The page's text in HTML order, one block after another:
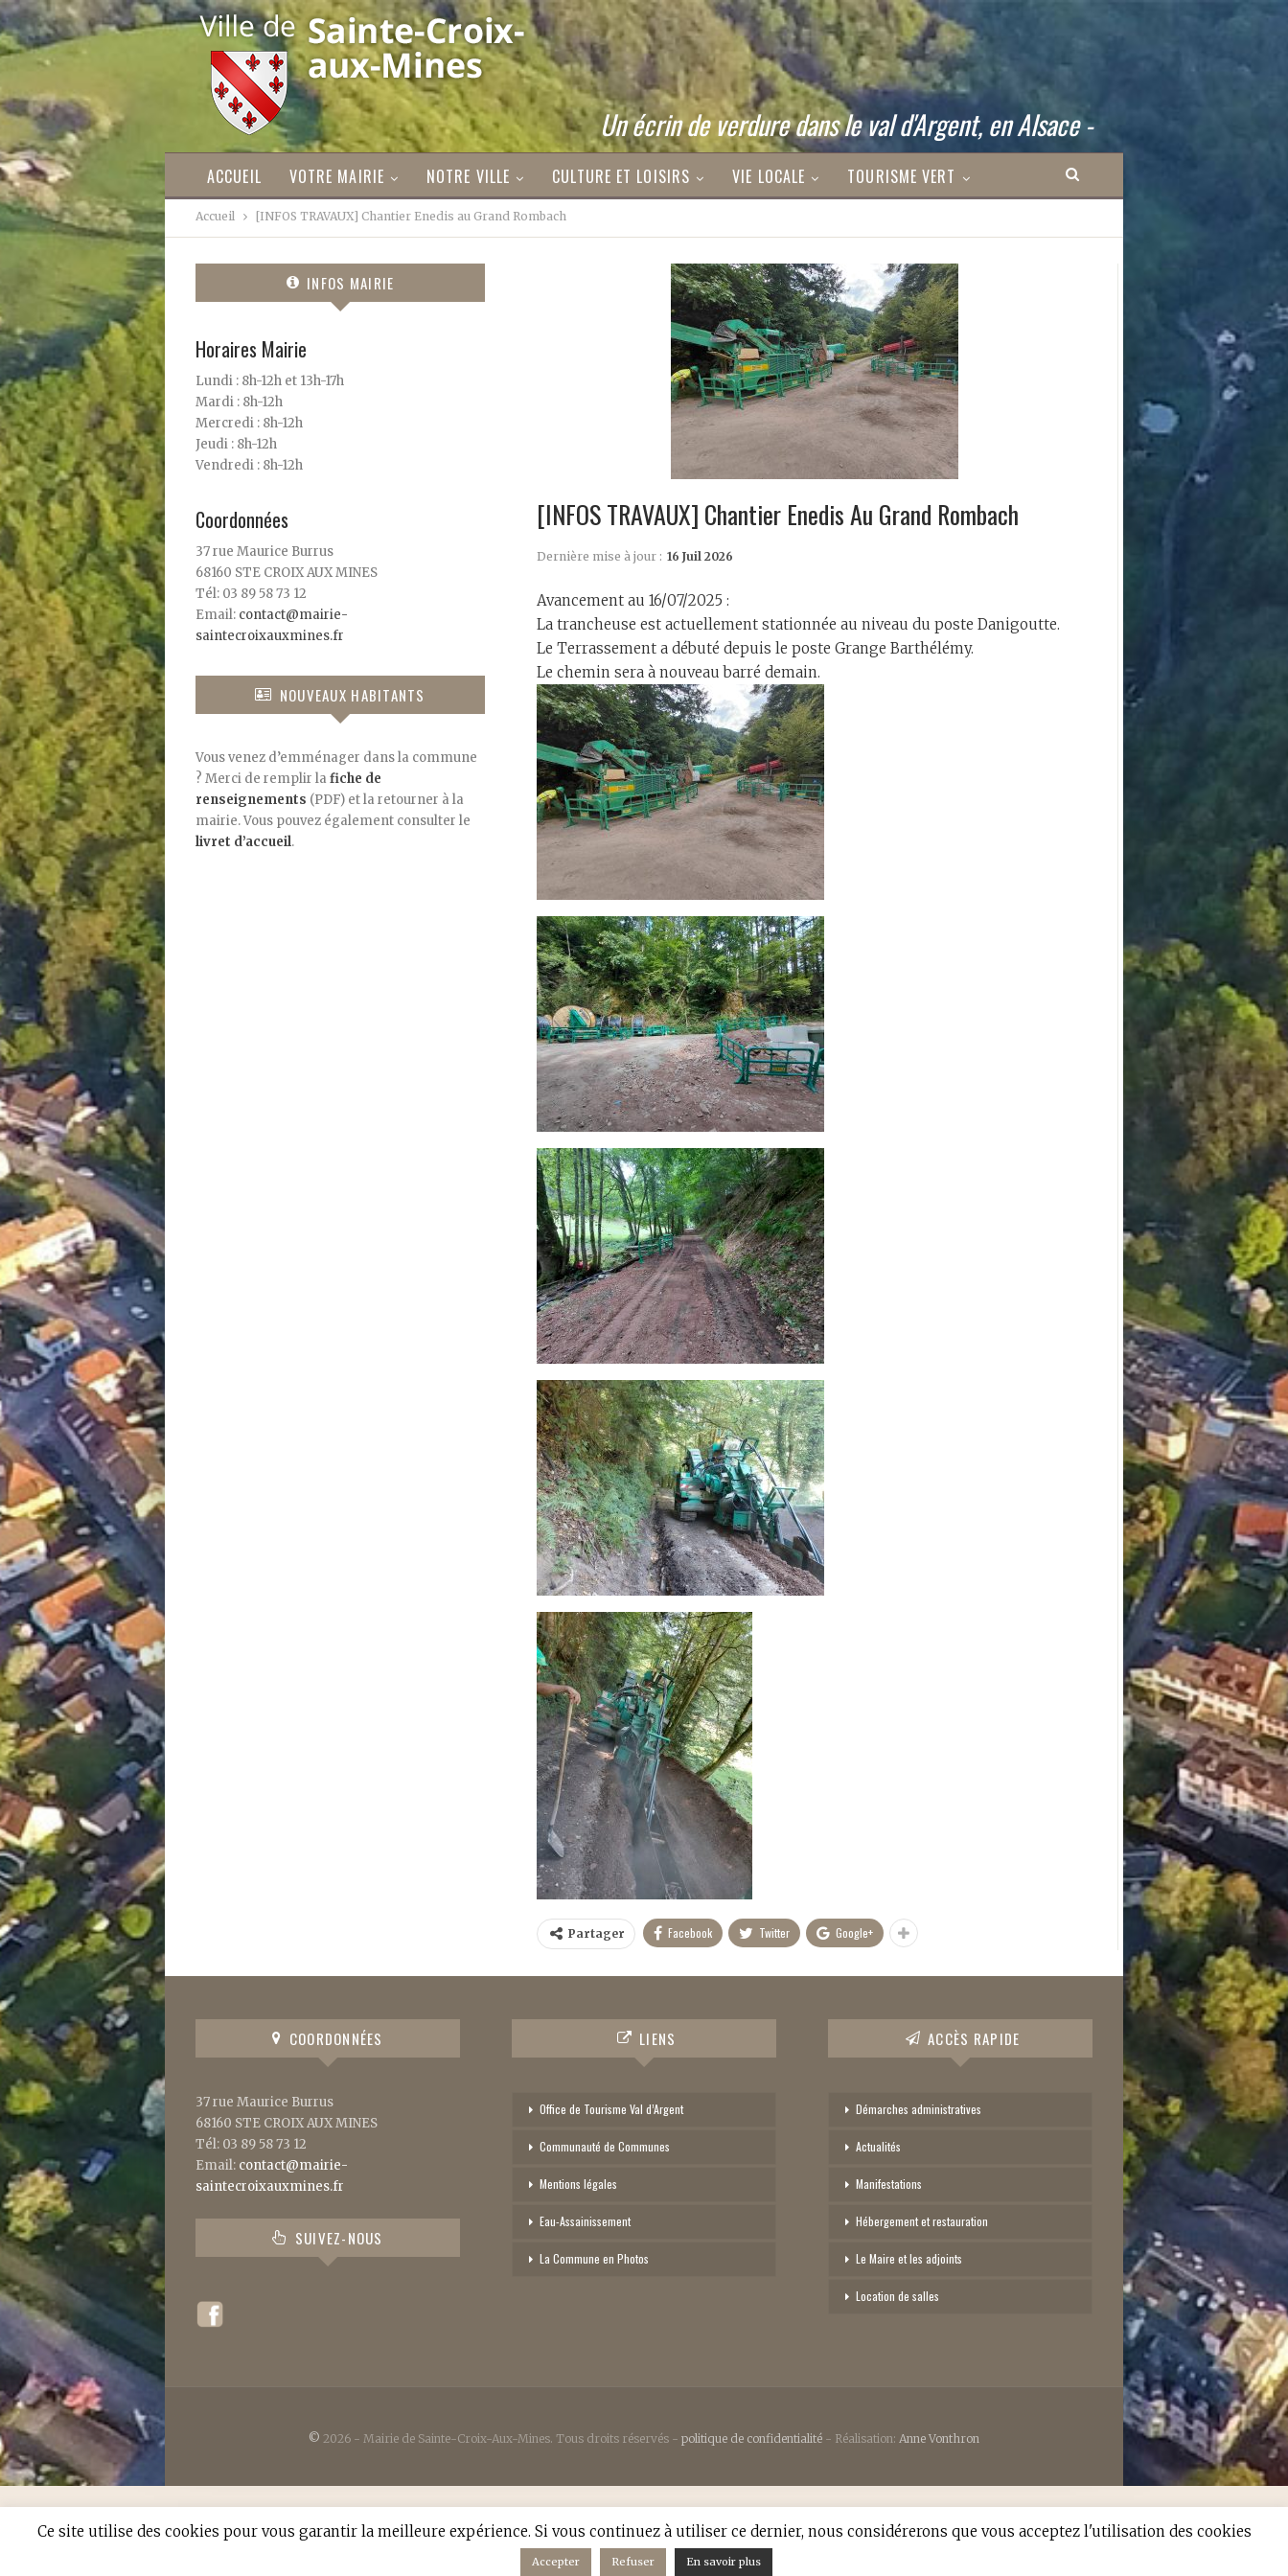
Un écrin de verdure dans le val d'Argent, en Alsace -
ACCUEIL VOTRE MAIRIE NOTRE VILLE CULTURE ET LOISIRS VIE LOCALE TOURISME VERT
Accueil [INFOS TRAVAUX] Chantier Enedis au Grand Rombach
[INFOS TRAVAUX] Chantier Enedis Au Grand Rombach
Dernière mise à jour : 16 Juil 2026
Avancement au 16/07/2025 :
La trancheuse est actuellement stationnée au niveau du poste Danigoutte.
Le Terrassement a débuté depuis le poste Grange Barthélémy.
Le chemin sera à nouveau barré demain.
Partager Facebook Twitter Google+
INFOS MAIRIE
Horaires Mairie
Lundi : 8h-12h et 13h-17h
Mardi : 8h-12h
Mercredi : 8h-12h
Jeudi : 8h-12h
Vendredi : 8h-12h
Coordonnées
37 rue Maurice Burrus
68160 STE CROIX AUX MINES
Tél: 03 89 58 73 12
Email: contact@mairie-
saintecroixauxmines.fr
NOUVEAUX HABITANTS
Vous venez d’emménager dans la commune
? Merci de remplir la fiche de
renseignements (PDF) et la retourner à la
mairie. Vous pouvez également consulter le
livret d’accueil.
COORDONNÉES
37 rue Maurice Burrus
68160 STE CROIX AUX MINES
Tél: 03 89 58 73 12
Email: contact@mairie-
saintecroixauxmines.fr
SUIVEZ-NOUS
LIENS
Office de Tourisme Val d’Argent
Communauté de Communes
Mentions légales
Eau-Assainissement
La Commune en Photos
ACCÈS RAPIDE
Démarches administratives
Actualités
Manifestations
Hébergement et restauration
Le Maire et les adjoints
Location de salles
© 2026 - Mairie de Sainte-Croix-Aux-Mines. Tous droits réservés - politique de confidentialité - Réalisation: Anne Vonthron
Ce site utilise des cookies pour vous garantir la meilleure expérience. Si vous continuez à utiliser ce dernier, nous considérerons que vous acceptez l'utilisation des cookies
Accepter Refuser En savoir plus